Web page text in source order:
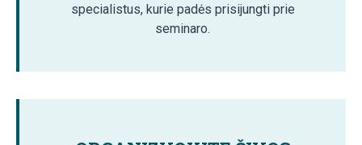
specialistus, kurie padės prisijungti prie
seminaro.